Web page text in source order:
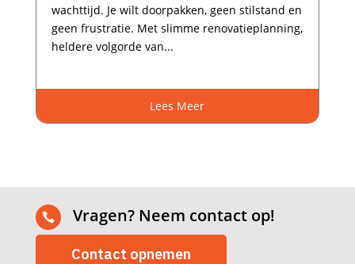
wachttijd.​ Je wilt doorpakken, geen stilstand en
geen frustratie.​ Met slimme renovatieplanning,
heldere volgorde van...
Lees Meer
 Vragen? Neem contact op!
Contact opnemen